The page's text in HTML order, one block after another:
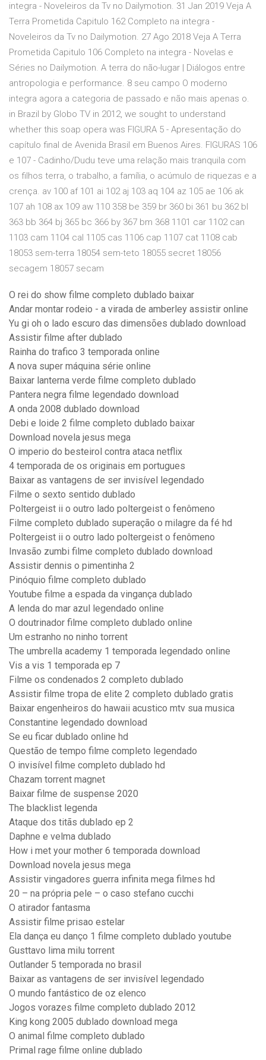
integra - Noveleiros da Tv no Dailymotion. 31 Jan 2019 Veja A
Terra Prometida Capitulo 162 Completo na integra -
Noveleiros da Tv no Dailymotion. 27 Ago 2018 Veja A Terra
Prometida Capitulo 106 Completo na integra - Novelas e
Séries no Dailymotion. A terra do não-lugar | Diálogos entre
antropologia e performance. 8 seu campo O moderno
integra agora a categoria de passado e não mais apenas o.
in Brazil by Globo TV in 2012, we sought to understand
whether this soap opera was FIGURA 5 - Apresentação do
capítulo final de Avenida Brasil em Buenos Aires. FIGURAS 106
e 107 - Cadinho/Dudu teve uma relação mais tranquila com
os filhos terra, o trabalho, a família, o acúmulo de riquezas e a
crença. av 100 af 101 ai 102 aj 103 aq 104 az 105 ae 106 ak
107 ah 108 ax 109 aw 110 358 be 359 br 360 bi 361 bu 362 bl
363 bb 364 bj 365 bc 366 by 367 bm 368 1101 car 1102 can
1103 cam 1104 cal 1105 cas 1106 cap 1107 cat 1108 cab
18053 sem-terra 18054 sem-teto 18055 secret 18056
secagem 18057 secam
O rei do show filme completo dublado baixar
Andar montar rodeio - a virada de amberley assistir online
Yu gi oh o lado escuro das dimensões dublado download
Assistir filme after dublado
Rainha do trafico 3 temporada online
A nova super máquina série online
Baixar lanterna verde filme completo dublado
Pantera negra filme legendado download
A onda 2008 dublado download
Debi e loide 2 filme completo dublado baixar
Download novela jesus mega
O imperio do besteirol contra ataca netflix
4 temporada de os originais em portugues
Baixar as vantagens de ser invisível legendado
Filme o sexto sentido dublado
Poltergeist ii o outro lado poltergeist o fenômeno
Filme completo dublado superação o milagre da fé hd
Poltergeist ii o outro lado poltergeist o fenômeno
Invasão zumbi filme completo dublado download
Assistir dennis o pimentinha 2
Pinóquio filme completo dublado
Youtube filme a espada da vingança dublado
A lenda do mar azul legendado online
O doutrinador filme completo dublado online
Um estranho no ninho torrent
The umbrella academy 1 temporada legendado online
Vis a vis 1 temporada ep 7
Filme os condenados 2 completo dublado
Assistir filme tropa de elite 2 completo dublado gratis
Baixar engenheiros do hawaii acustico mtv sua musica
Constantine legendado download
Se eu ficar dublado online hd
Questão de tempo filme completo legendado
O invisível filme completo dublado hd
Chazam torrent magnet
Baixar filme de suspense 2020
The blacklist legenda
Ataque dos titãs dublado ep 2
Daphne e velma dublado
How i met your mother 6 temporada download
Download novela jesus mega
Assistir vingadores guerra infinita mega filmes hd
20 – na própria pele – o caso stefano cucchi
O atirador fantasma
Assistir filme prisao estelar
Ela dança eu danço 1 filme completo dublado youtube
Gusttavo lima milu torrent
Outlander 5 temporada no brasil
Baixar as vantagens de ser invisível legendado
O mundo fantástico de oz elenco
Jogos vorazes filme completo dublado 2012
King kong 2005 dublado download mega
O animal filme completo dublado
Primal rage filme online dublado